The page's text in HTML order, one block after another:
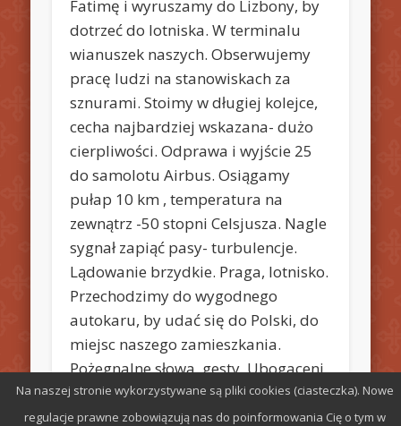
Fatimę i wyruszamy do Lizbony, by
dotrzeć do lotniska. W terminalu
wianuszek naszych. Obserwujemy
pracę ludzi na stanowiskach za
sznurami. Stoimy w długiej kolejce,
cecha najbardziej wskazana- dużo
cierpliwości. Odprawa i wyjście 25
do samolotu Airbus. Osiągamy
pułap 10 km , temperatura na
zewnątrz -50 stopni Celsjusza. Nagle
sygnał zapiąć pasy- turbulencje.
Lądowanie brzydkie. Praga, lotnisko.
Przechodzimy do wygodnego
autokaru, by udać się do Polski, do
miejsc naszego zamieszkania.
Pożegnalne słowa, gesty. Ubogaceni
wracamy do naszych domów.
Info: Teresa Sakowska
Na naszej stronie wykorzystywane są pliki cookies (ciasteczka). Nowe
regulacje prawne zobowiązują nas do poinformowania Cię o tym w